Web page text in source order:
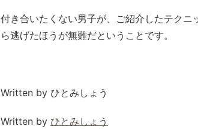
付き合いたくない男子が、ご紹介したテク
ら逃げたほうが無難だということです。
Written by ひとみしょう
Written by ひとみしょう